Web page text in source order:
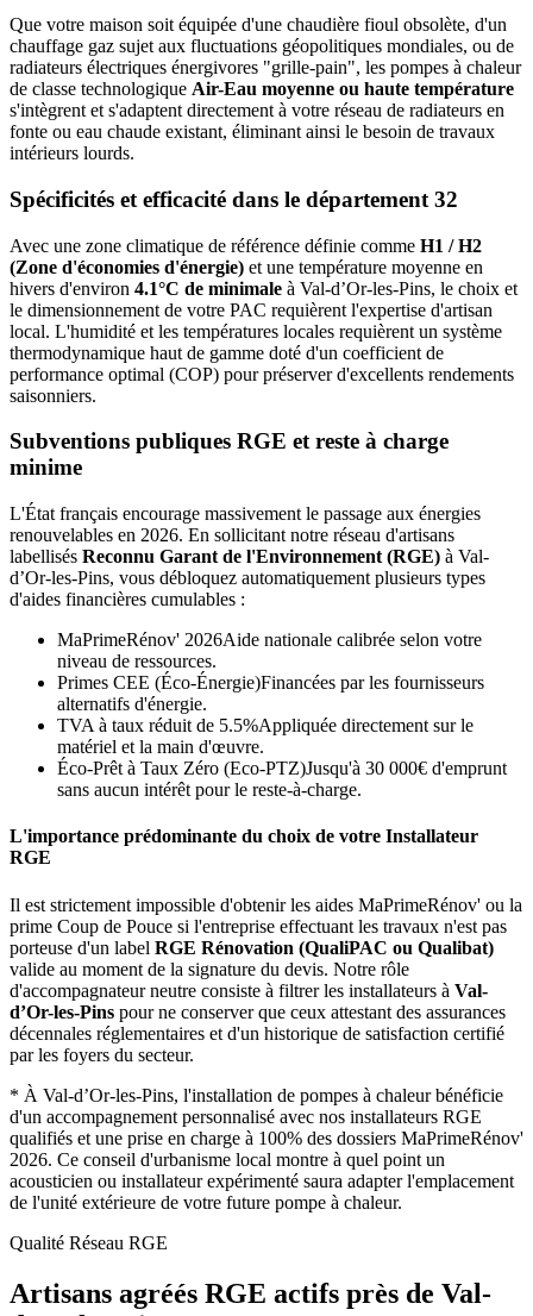
Que votre maison soit équipée d'une chaudière fioul obsolète, d'un
chauffage gaz sujet aux fluctuations géopolitiques mondiales, ou de
radiateurs électriques énergivores "grille-pain", les pompes à chaleur
de classe technologique Air-Eau moyenne ou haute température
s'intègrent et s'adaptent directement à votre réseau de radiateurs en
fonte ou eau chaude existant, éliminant ainsi le besoin de travaux
intérieurs lourds.
Spécificités et efficacité dans le département 32
Avec une zone climatique de référence définie comme H1 / H2
(Zone d'économies d'énergie) et une température moyenne en
hivers d'environ 4.1°C de minimale à Val-d’Or-les-Pins, le choix et
le dimensionnement de votre PAC requièrent l'expertise d'artisan
local. L'humidité et les températures locales requièrent un système
thermodynamique haut de gamme doté d'un coefficient de
performance optimal (COP) pour préserver d'excellents rendements
saisonniers.
Subventions publiques RGE et reste à charge
minime
L'État français encourage massivement le passage aux énergies
renouvelables en 2026. En sollicitant notre réseau d'artisans
labellisés Reconnu Garant de l'Environnement (RGE) à Val-
d’Or-les-Pins, vous débloquez automatiquement plusieurs types
d'aides financières cumulables :
MaPrimeRénov' 2026Aide nationale calibrée selon votre
niveau de ressources.
Primes CEE (Éco-Énergie)Financées par les fournisseurs
alternatifs d'énergie.
TVA à taux réduit de 5.5%Appliquée directement sur le
matériel et la main d'œuvre.
Éco-Prêt à Taux Zéro (Eco-PTZ)Jusqu'à 30 000€ d'emprunt
sans aucun intérêt pour le reste-à-charge.
L'importance prédominante du choix de votre Installateur
RGE
Il est strictement impossible d'obtenir les aides MaPrimeRénov' ou la
prime Coup de Pouce si l'entreprise effectuant les travaux n'est pas
porteuse d'un label RGE Rénovation (QualiPAC ou Qualibat)
valide au moment de la signature du devis. Notre rôle
d'accompagnateur neutre consiste à filtrer les installateurs à Val-
d’Or-les-Pins pour ne conserver que ceux attestant des assurances
décennales réglementaires et d'un historique de satisfaction certifié
par les foyers du secteur.
* À Val-d’Or-les-Pins, l'installation de pompes à chaleur bénéficie
d'un accompagnement personnalisé avec nos installateurs RGE
qualifiés et une prise en charge à 100% des dossiers MaPrimeRénov'
2026. Ce conseil d'urbanisme local montre à quel point un
acousticien ou installateur expérimenté saura adapter l'emplacement
de l'unité extérieure de votre future pompe à chaleur.
Qualité Réseau RGE
Artisans agréés RGE actifs près de Val-